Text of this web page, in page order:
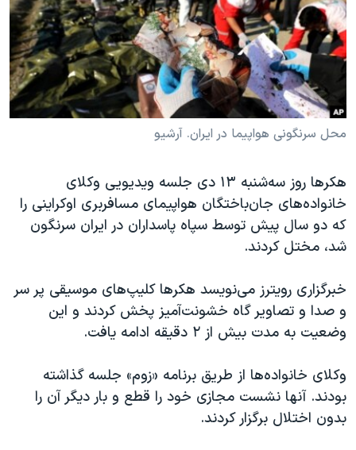
فرهنگ و زندگی
حقوق شهروندی
اقتصادی
علم و فناوری
اسرائیل در جنگ
آرشیو پخش زنده
مستندها
انتخابات ریاست جمهوری آمریکا ۲۰۲۴
حمله جمهوری اسلامی به اسرائیل
رمز مهسا
ورزش زنان در ایران
مجموعه مستندهای دادخواهی
تریبونال مردمی آبان ۹۸
دادگاه حمید نوری
قانون شفافیت دارائی کادر رهبری ایران
اعتراضات مردمی آبان ۹۸
نرگس محمدی برنده جایزه نوبل صلح
همایش محافظه‌کاران آمریکا «سی‌پک»
دنبال کنید
زبانهای مختلف
محل سرنگونی هواپیما در ایران. آرشیو
هکرها روز سه‌شنبه ۱۳ دی جلسه ویدیویی وکلای
خانواده‌‌های جان‌باختگان هواپیمای مسافربری اوکراینی را
که دو سال پیش توسط سپاه پاسداران در ایران سرنگون
شد، مختل کردند.
خبرگزاری رویترز می‌نویسد هکرها کلیپ‌های موسیقی پر سر
و صدا و تصاویر گاه خشونت‌آمیز پخش کردند و این
وضعیت به مدت بیش از ۲ دقیقه ادامه یافت.
وکلای خانواده‌ها از طریق برنامه «زوم» جلسه گذاشته
بودند. آنها نشست مجازی خود را قطع و بار دیگر آن را
بدون اختلال برگزار کردند.